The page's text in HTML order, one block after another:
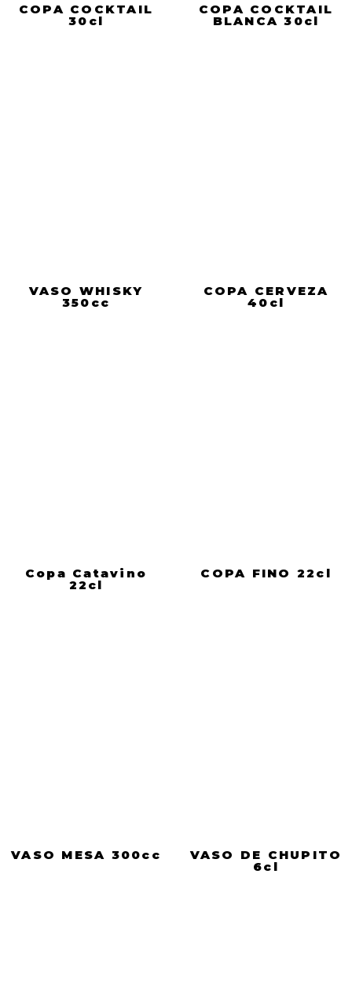
COPA COCKTAIL
30cl
COPA COCKTAIL
BLANCA 30cl
VASO WHISKY
350cc
COPA CERVEZA
40cl
Copa Catavino
22cl
COPA FINO 22cl
VASO MESA 300cc VASO DE CHUPITO
6cl